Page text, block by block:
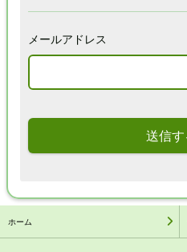
メールアドレス
送信す
ホーム